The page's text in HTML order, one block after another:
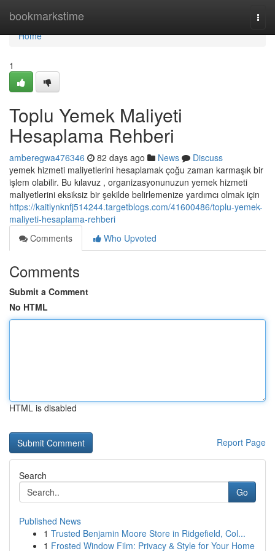
bookmarkstime
Home
Home
1
Toplu Yemek Maliyeti
Hesaplama Rehberi
amberegwa476346 82 days ago News
Discuss
yemek hizmeti maliyetlerini hesaplamak çoğu zaman karmaşık bir
işlem olabilir. Bu kılavuz , organizasyonunuzun yemek hizmeti
maliyetlerini eksiksiz bir şekilde belirlemenize yardımcı olmak için
https://kaitlynknfj514244.targetblogs.com/41600486/toplu-yemek-
maliyeti-hesaplama-rehberi
Comments
Who Upvoted
Comments
Submit a Comment
No HTML
HTML is disabled
Report Page
Search
Go
Published News
1 Trusted Benjamin Moore Store in Ridgefield, Col...
1 Frosted Window Film: Privacy & Style for Your Home